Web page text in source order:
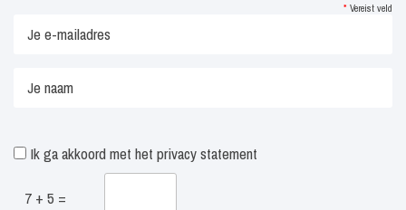
* Vereist veld
Ik ga akkoord met het privacy statement
7 + 5 =